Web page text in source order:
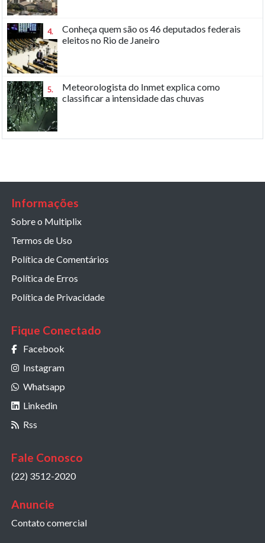
4.
Conheça quem são os 46 deputados federais
eleitos no Rio de Janeiro
5.
Meteorologista do Inmet explica como
classificar a intensidade das chuvas
Informações
Sobre o Multiplix
Termos de Uso
Política de Comentários
Política de Erros
Política de Privacidade
Fique Conectado
Facebook
Instagram
Whatsapp
Linkedin
Rss
Fale Conosco
(22) 3512-2020
Anuncie
Contato comercial